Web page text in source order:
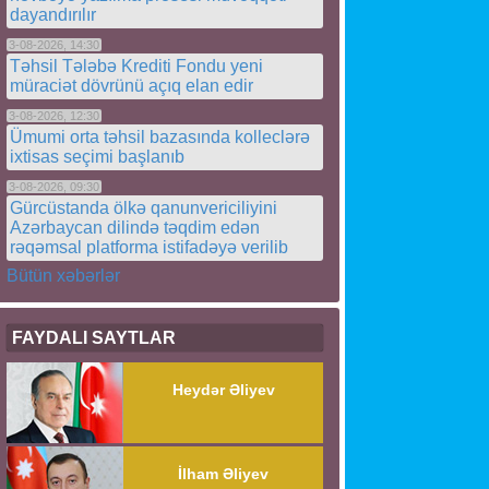
dayandırılır
3-08-2026, 14:30
Təhsil Tələbə Krediti Fondu yeni
müraciət dövrünü açıq elan edir
3-08-2026, 12:30
Ümumi orta təhsil bazasında kolleclərə
ixtisas seçimi başlanıb
3-08-2026, 09:30
Gürcüstanda ölkə qanunvericiliyini
Azərbaycan dilində təqdim edən
rəqəmsal platforma istifadəyə verilib
Bütün xəbərlər
FAYDALI SAYTLAR
Heydər Əliyev
İlham Əliyev